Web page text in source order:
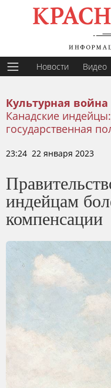
Новости Видео
Культурная война
Канадские
государственная
23:24 22 января 2023
индейцам
компенсации